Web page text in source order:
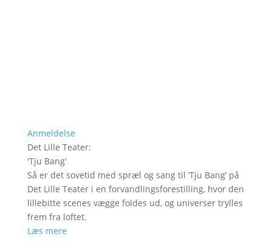
Anmeldelse
Det Lille Teater:
'Tju Bang'
Så er det sovetid med spræl og sang til ’Tju Bang’ på
Det Lille Teater i en forvandlingsforestilling, hvor den
lillebitte scenes vægge foldes ud, og universer trylles
frem fra loftet.
Læs mere